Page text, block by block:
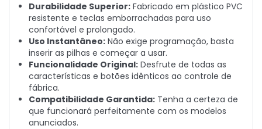
Durabilidade Superior: Fabricado em plástico PVC
resistente e teclas emborrachadas para uso
confortável e prolongado.
Uso Instantâneo: Não exige programação, basta
inserir as pilhas e começar a usar.
Funcionalidade Original: Desfrute de todas as
características e botões idênticos ao controle de
fábrica.
Compatibilidade Garantida: Tenha a certeza de
que funcionará perfeitamente com os modelos
anunciados.